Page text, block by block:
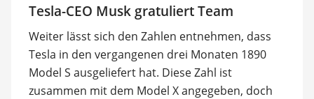
Tesla-CEO Musk gratuliert Team
Weiter lässt sich den Zahlen entnehmen, dass
Tesla in den vergangenen drei Monaten 1890
Model S ausgeliefert hat. Diese Zahl ist
zusammen mit dem Model X angegeben, doch